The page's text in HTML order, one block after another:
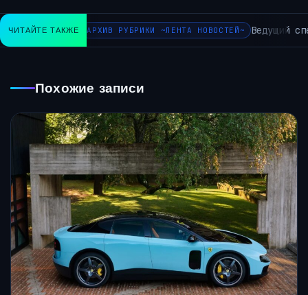
ЧИТАЙТЕ ТАКЖЕ АРХИВ РУБРИКИ ~ЛЕНТА НОВОСТЕЙ~ Ведущий
Похожие записи